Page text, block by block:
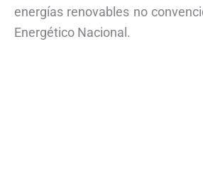
energías renovables no
Energético Nacional.